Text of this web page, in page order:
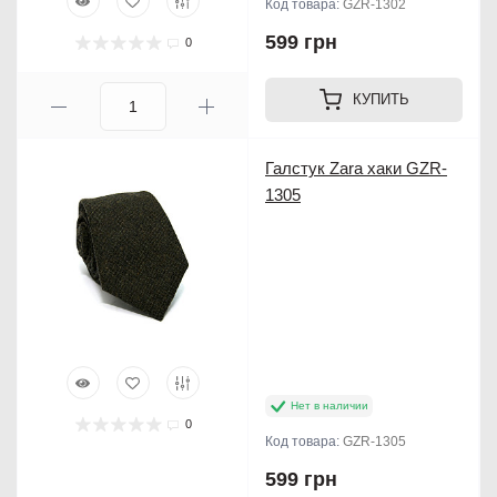
0
Код товара: GZR-1302
599 грн
КУПИТЬ
0
Галстук Zara хаки GZR-
1305
Нет в наличии
Код товара: GZR-1305
599 грн